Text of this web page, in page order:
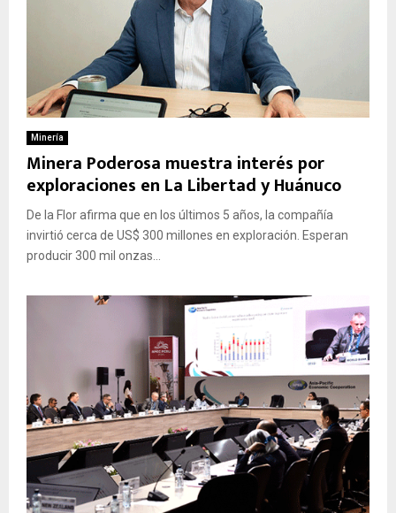
Minería
Minera Poderosa muestra interés por
exploraciones en La Libertad y Huánuco
De la Flor afirma que en los últimos 5 años, la compañía
invirtió cerca de US$ 300 millones en exploración. Esperan
producir 300 mil onzas...